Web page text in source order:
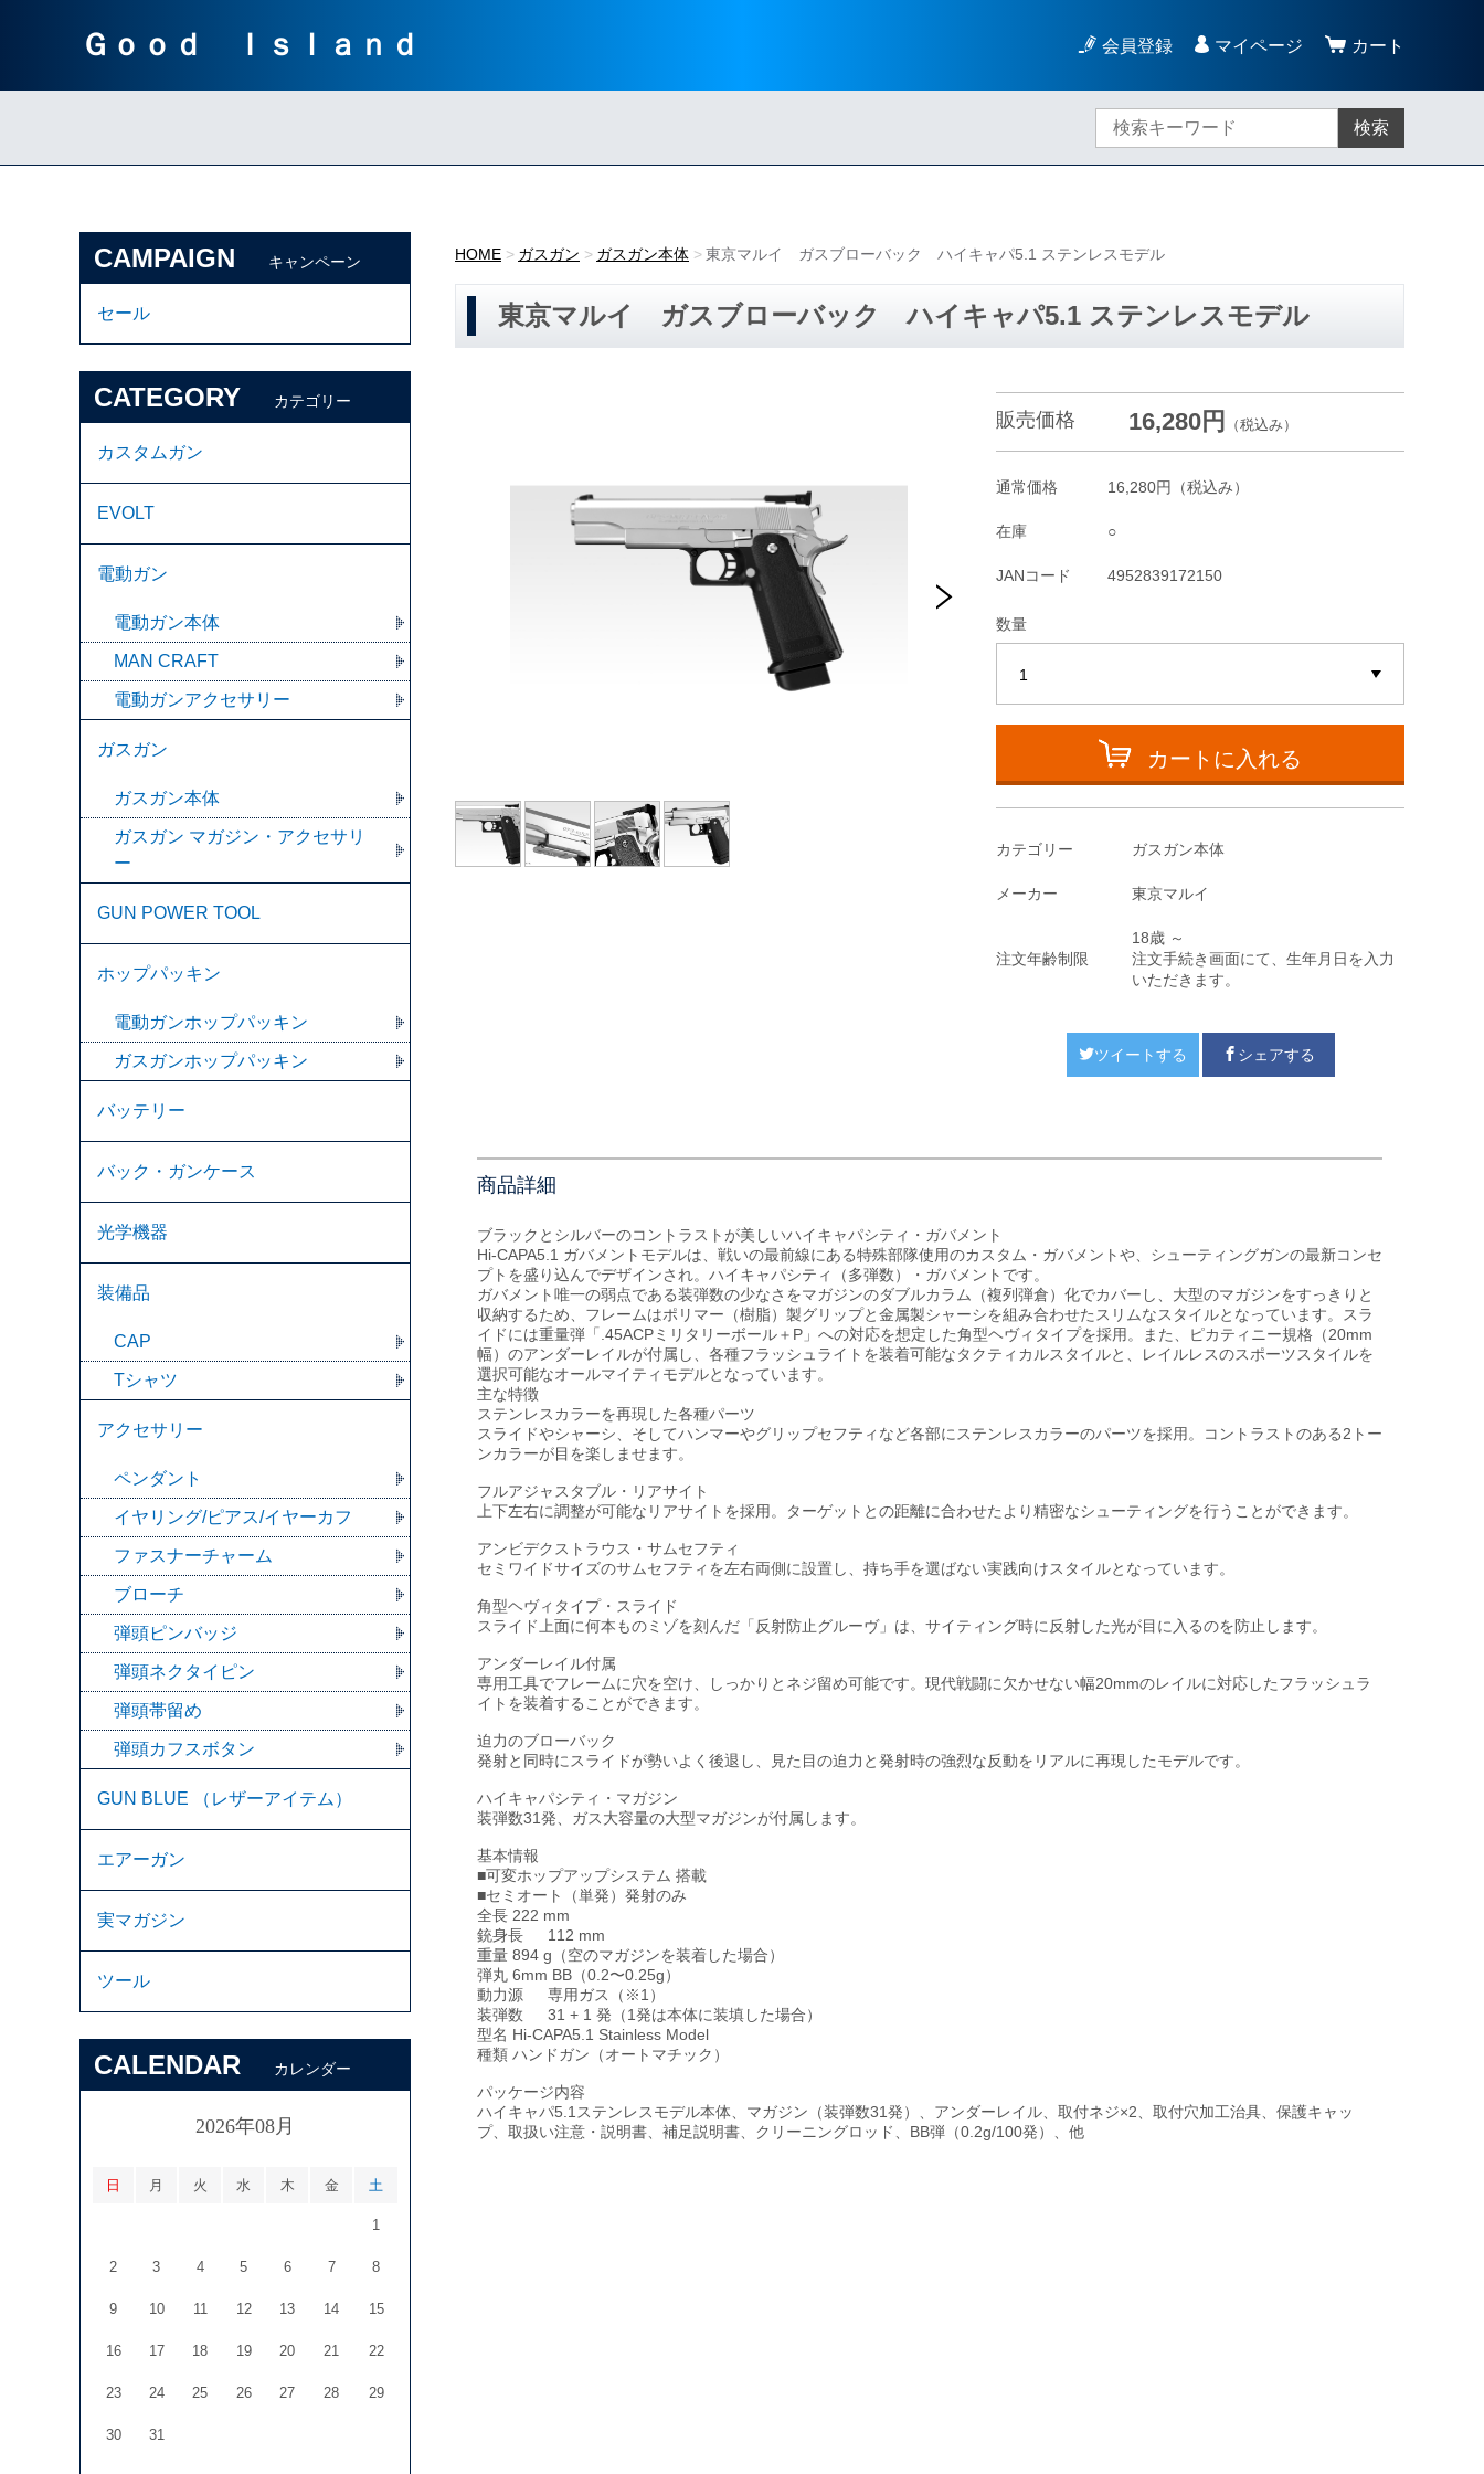
Ｇｏｏｄ Ｉｓｌａｎｄ 会員登録 マイページ カート
検索
HOME ガスガン ガスガン本体 東京マルイ ガスブローバック ハイキャパ5.1 ステンレスモデル
東京マルイ ガスブローバック ハイキャパ5.1 ステンレスモデル
販売価格 16,280円 （税込み）
通常価格 16,280円 （税込み）
在庫 ○
JANコード 4952839172150
数量
カートに入れる
カテゴリー ガスガン本体
メーカー 東京マルイ
注文年齢制限
18歳 ～
注文手続き画面にて、生年月日を入力
いただきます。
ツイートする シェアする
商品詳細
ブラックとシルバーのコントラストが美しいハイキャパシティ・ガバメント
Hi-CAPA5.1 ガバメントモデルは、戦いの最前線にある特殊部隊使用のカスタム・ガバメントや、シューティングガンの最新コンセ
プトを盛り込んでデザインされ。ハイキャパシティ（多弾数）・ガバメントです。
ガバメント唯一の弱点である装弾数の少なさをマガジンのダブルカラム（複列弾倉）化でカバーし、大型のマガジンをすっきりと
収納するため、フレームはポリマー（樹脂）製グリップと金属製シャーシを組み合わせたスリムなスタイルとなっています。スラ
イドには重量弾「.45ACPミリタリーボール＋P」への対応を想定した角型ヘヴィタイプを採用。また、ピカティニー規格（20mm
幅）のアンダーレイルが付属し、各種フラッシュライトを装着可能なタクティカルスタイルと、レイルレスのスポーツスタイルを
選択可能なオールマイティモデルとなっています。
主な特徴
ステンレスカラーを再現した各種パーツ
スライドやシャーシ、そしてハンマーやグリップセフティなど各部にステンレスカラーのパーツを採用。コントラストのある2トー
ンカラーが目を楽しませます。
フルアジャスタブル・リアサイト
上下左右に調整が可能なリアサイトを採用。ターゲットとの距離に合わせたより精密なシューティングを行うことができます。
アンビデクストラウス・サムセフティ
セミワイドサイズのサムセフティを左右両側に設置し、持ち手を選ばない実践向けスタイルとなっています。
角型ヘヴィタイプ・スライド
スライド上面に何本ものミゾを刻んだ「反射防止グルーヴ」は、サイティング時に反射した光が目に入るのを防止します。
アンダーレイル付属
専用工具でフレームに穴を空け、しっかりとネジ留め可能です。現代戦闘に欠かせない幅20mmのレイルに対応したフラッシュラ
イトを装着することができます。
迫力のブローバック
発射と同時にスライドが勢いよく後退し、見た目の迫力と発射時の強烈な反動をリアルに再現したモデルです。
ハイキャパシティ・マガジン
装弾数31発、ガス大容量の大型マガジンが付属します。
基本情報
■可変ホップアップシステム 搭載
■セミオート（単発）発射のみ
全長 222 mm
銃身長
112 mm
重量 894 g（空のマガジンを装着した場合）
弾丸 6mm BB（0.2〜0.25g）
動力源
専用ガス（※1）
装弾数
31 + 1 発（1発は本体に装填した場合）
型名 Hi-CAPA5.1 Stainless Model
種類 ハンドガン（オートマチック）
パッケージ内容
ハイキャパ5.1ステンレスモデル本体、マガジン（装弾数31発）、アンダーレイル、取付ネジ×2、取付穴加工治具、保護キャッ
プ、取扱い注意・説明書、補足説明書、クリーニングロッド、BB弾（0.2g/100発）、他
CAMPAIGN キャンペーン
セール
CATEGORY カテゴリー
カスタムガン
EVOLT
電動ガン
電動ガン本体
MAN CRAFT
電動ガンアクセサリー
ガスガン
ガスガン本体
ガスガン マガジン・アクセサリ
ー
GUN POWER TOOL
ホップパッキン
電動ガンホップパッキン
ガスガンホップパッキン
バッテリー
バック・ガンケース
光学機器
装備品
CAP
Tシャツ
アクセサリー
ペンダント
イヤリング/ピアス/イヤーカフ
ファスナーチャーム
ブローチ
弾頭ピンバッジ
弾頭ネクタイピン
弾頭帯留め
弾頭カフスボタン
GUN BLUE （レザーアイテム）
エアーガン
実マガジン
ツール
CALENDAR カレンダー
2026年08月
日 月 火 水 木 金 土
1
2 3 4 5 6 7 8
9 10 11 12 13 14 15
16 17 18 19 20 21 22
23 24 25 26 27 28 29
30 31